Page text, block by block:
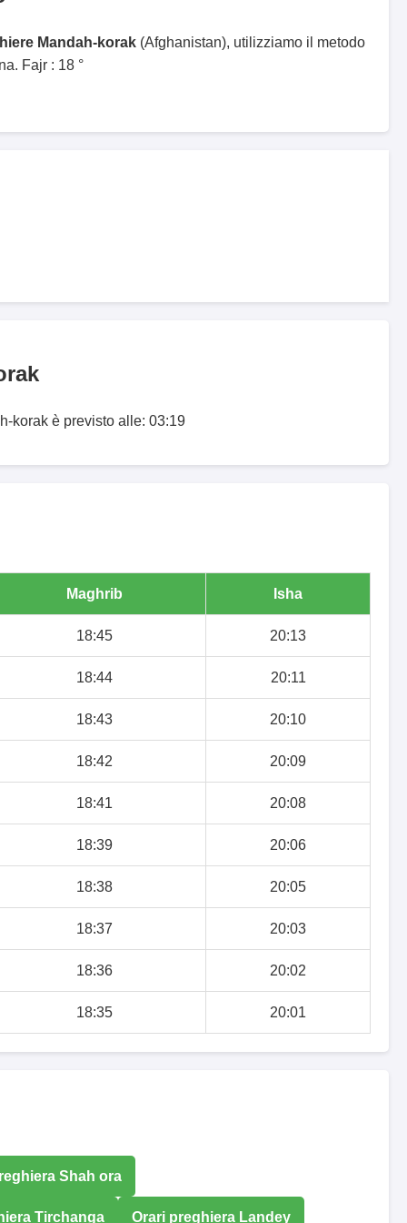
Mandah-korak (Afghanistan), utilizziamo il metodo
Fajr : 18 °
korak è previsto alle: 03:19
Maghrib Isha
18:45 20:13
18:44 20:11
18:43 20:10
18:42 20:09
18:41 20:08
18:39 20:06
18:38 20:05
18:37 20:03
18:36 20:02
18:35 20:01
Shah ora
Tirchanga Orari preghiera Landey